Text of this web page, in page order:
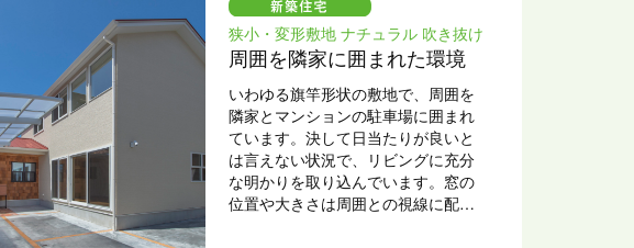
狭小・変形敷地 ナチュラル 吹き抜け
周囲を隣家に囲まれた環境
いわゆる旗竿形状の敷地で、周囲を
隣家とマンションの駐車場に囲まれ
ています。決して日当たりが良いと
は言えない状況で、リビングに充分
な明かりを取り込んでいます。窓の
位置や大きさは周囲との視線に配